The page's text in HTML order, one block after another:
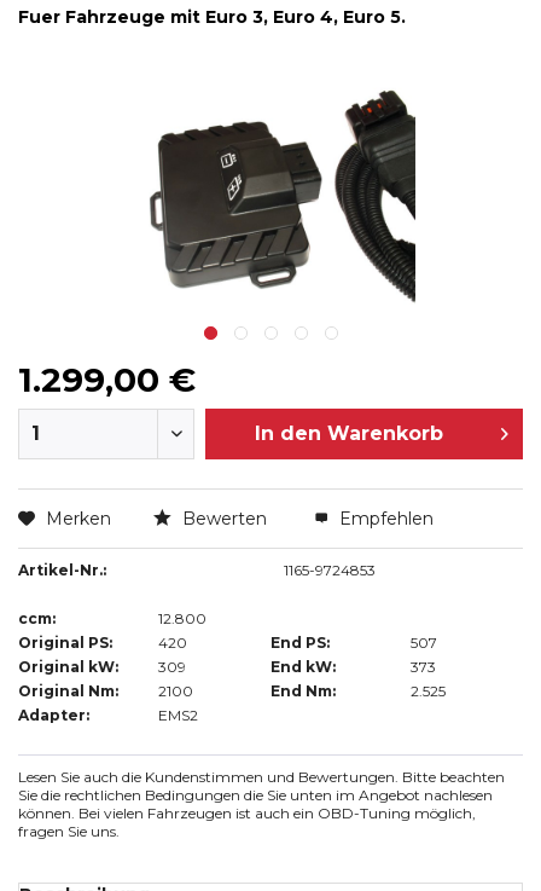
Fuer Fahrzeuge mit Euro 3, Euro 4, Euro 5.
1.299,00 €
In den Warenkorb
Merken Bewerten Empfehlen
Artikel-Nr.: 1165-9724853
ccm:
12.800
Original PS:
420 End PS:
507
Original kW:
309 End kW:
373
Original Nm:
2100 End Nm:
2.525
Adapter:
EMS2
Lesen Sie auch die Kundenstimmen und Bewertungen. Bitte beachten
Sie die rechtlichen Bedingungen die Sie unten im Angebot nachlesen
können. Bei vielen Fahrzeugen ist auch ein OBD-Tuning möglich,
fragen Sie uns.